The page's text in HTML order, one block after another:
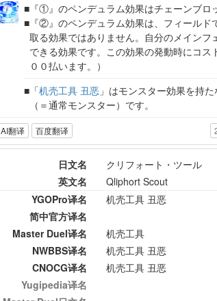
『①』のペンデュラム効果はチェーンブロ
『②』のペンデュラム効果は、フィール
取る効果ではありません。自分のメインフ
できる効果です。この効果の発動時にコス
００払います。）
「机壳工具 丑恶 」はモンスター効果を持
（＝通常モンスター）です。
AI翻译 百度翻译
日文名
クリフォート・ツール
英文名
Qliphort Scout
YGOPro译名
机壳工具 丑恶
简中官方译名
Master Duel译名
机壳工具
NWBBS译名
机壳工具 丑恶
CNOCG译名
机壳工具 丑恶
Yugipedia译名